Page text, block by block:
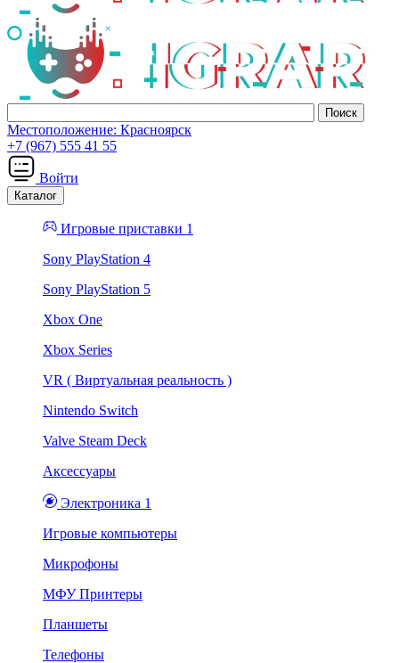
Местоположение: Красноярск
+7 (967) 555 41 55
Войти
Каталог
Игровые приставки 1
Sony PlayStation 4
Sony PlayStation 5
Xbox One
Xbox Series
VR ( Виртуальная реальность )
Nintendo Switch
Valve Steam Deck
Аксессуары
Электроника 1
Игровые компьютеры
Микрофоны
МФУ Принтеры
Планшеты
Телефоны